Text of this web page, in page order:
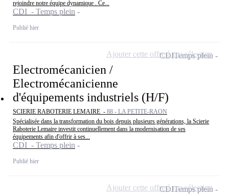
rejoindre notre équipe dynamique . Ce...
CDI - Temps plein
Publié hier
Electromécanicien /
Electromécanicienne
d'équipements industriels (H/F)
SCIERIE RABOTERIE LEMAIRE - 88 - LA PETITE-RAON
Spécialisée dans la transformation du bois depuis plusieurs générations, la Scierie
Raboterie Lemaire investit continuellement dans la modernisation de ses
équipements afin d'offrir à ses...
CDI - Temps plein
Publié hier
CDITemps plein
Ajouter cette offre à ma sélection
CDITemps plein
Ajouter cette offre à ma sélection